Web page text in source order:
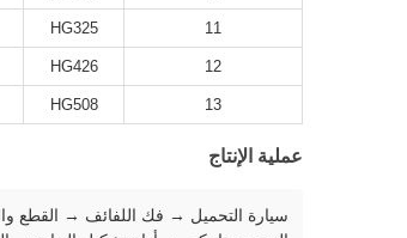
11
HG325
12
HG426
13
HG508
عملية الإنتاج